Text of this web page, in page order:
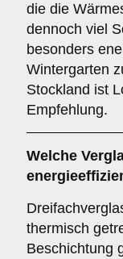
die die
dennoch viel
besonders
Wintergarten
Stockland ist
Empfehlung.
Welche
thermisch
Beschichtung